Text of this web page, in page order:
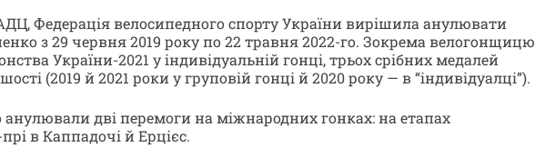
Федерація велосипедного спорту України вирішила анулювати
з 29 червня 2019 року по 22 травня 2022-го. Зокрема велогонщицю
України-2021 у індивідуальній гонці, трьох срібних медалей
(2019 й 2021 роки у груповій гонці й 2020 року — в “індивідуалці”).
дві перемоги на міжнародних гонках: на етапах
в Каппадочі й Ерцієс.